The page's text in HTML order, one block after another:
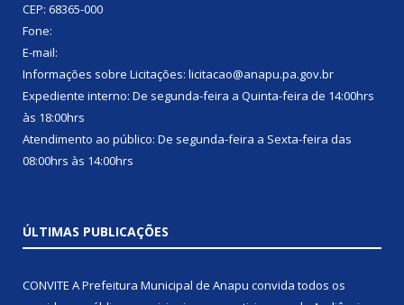
CEP: 68365-000
Fone:
E-mail:
Informações sobre Licitações: licitacao@anapu.pa.gov.br
Expediente interno: De segunda-feira a Quinta-feira de 14:00hrs
às 18:00hrs
Atendimento ao público: De segunda-feira a Sexta-feira das
08:00hrs às 14:00hrs
ÚLTIMAS PUBLICAÇÕES
CONVITE A Prefeitura Municipal de Anapu convida todos os